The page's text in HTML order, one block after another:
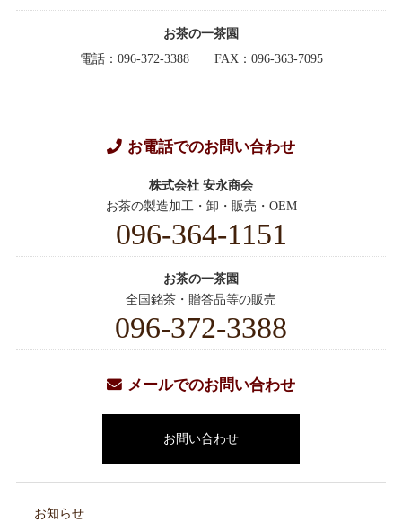
お茶の一茶園
電話：096-372-3388
FAX：096-363-7095
お電話でのお問い合わせ
株式会社 安永商会
お茶の製造加工・卸・販売・OEM
096-364-1151
お茶の一茶園
全国銘茶・贈答品等の販売
096-372-3388
メールでのお問い合わせ
お問い合わせ
お知らせ